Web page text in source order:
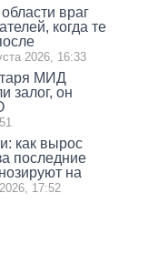
враг
когда те
2026, 16:33
МИД
залог, он
как вырос
последние
на
17:52